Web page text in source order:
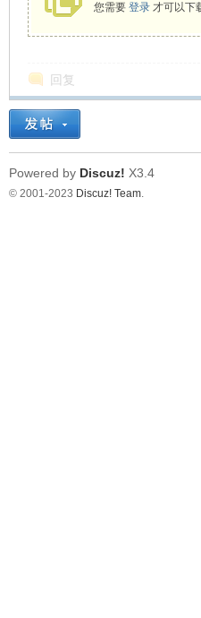
您需要 登录才可以下
回复
Powered by Discuz! X3.4
© 2001-2023 Discuz! Team.